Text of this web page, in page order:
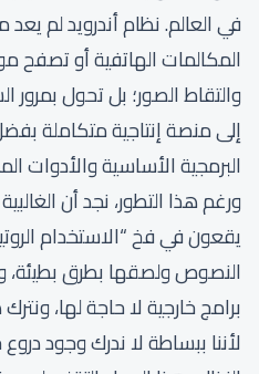
في العالم. نظام أندرويد لم
المكالمات الهاتفية أو تصفح
والتقاط الصور؛ بل تحول بمرور
إلى منصة إنتاجية متكاملة
البرمجية الأساسية والأدوات
ورغم هذا التطور، نجد أن
يقعون في فخ “الاستخدام
النصوص ولصقها بطرق بطيئة،
برامج خارجية لا حاجة لها،
لأننا ببساطة لا ندرك وجود